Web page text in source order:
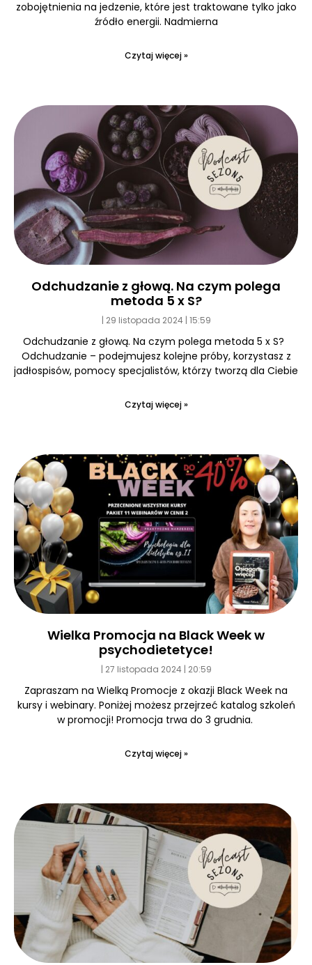
zobojętnienia na jedzenie, które jest traktowane tylko jako
źródło energii. Nadmierna
Czytaj więcej »
Odchudzanie z głową. Na czym polega
metoda 5 x S?
29 listopada 2024 15:59
Odchudzanie z głową. Na czym polega metoda 5 x S?
Odchudzanie – podejmujesz kolejne próby, korzystasz z
jadłospisów, pomocy specjalistów, którzy tworzą dla Ciebie
Czytaj więcej »
Wielka Promocja na Black Week w
psychodietetyce!
27 listopada 2024 20:59
Zapraszam na Wielką Promocje z okazji Black Week na
kursy i webinary. Poniżej możesz przejrzeć katalog szkoleń
w promocji! Promocja trwa do 3 grudnia.
Czytaj więcej »